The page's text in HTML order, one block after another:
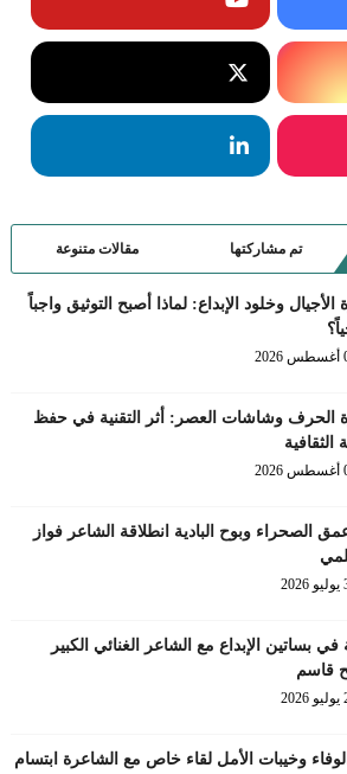
تم مشاركتها مقالات متنوعة
الأجيال وخلود الإبداع: لماذا أصبح التوثيق واجباً
الحرف وشاشات العصر: أثر التقنية في حفظ
الثقافية
الصحراء وبوح البادية انطلاقة الشاعر فواز
بساتين الإبداع مع الشاعر الغنائي الكبير
قاسم
وخيبات الأمل لقاء خاص مع الشاعرة ابتسام